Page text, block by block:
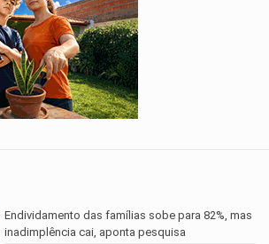
Endividamento das famílias sobe para 82%, mas
inadimplência cai, aponta pesquisa